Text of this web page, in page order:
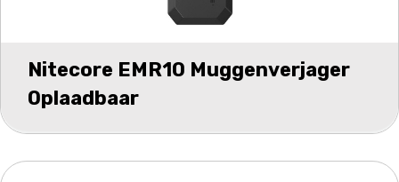
Nitecore EMR10 Muggenverjager
Oplaadbaar